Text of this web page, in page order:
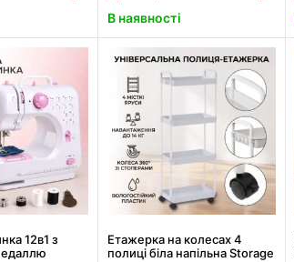
В наявності
12в1 з
Етажерка на колесах 4
полиці біла напільна Storage